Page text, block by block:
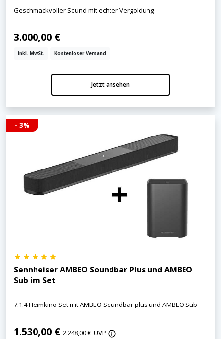
Geschmackvoller Sound mit echter Vergoldung
3.000,00 €
inkl. MwSt. Kostenloser Versand
Jetzt ansehen
- 3%
Sennheiser AMBEO Soundbar Plus und AMBEO
Sub im Set
7.1.4 Heimkino Set mit AMBEO Soundbar plus und AMBEO Sub
1.530,00 € 2.248,00 € UVP